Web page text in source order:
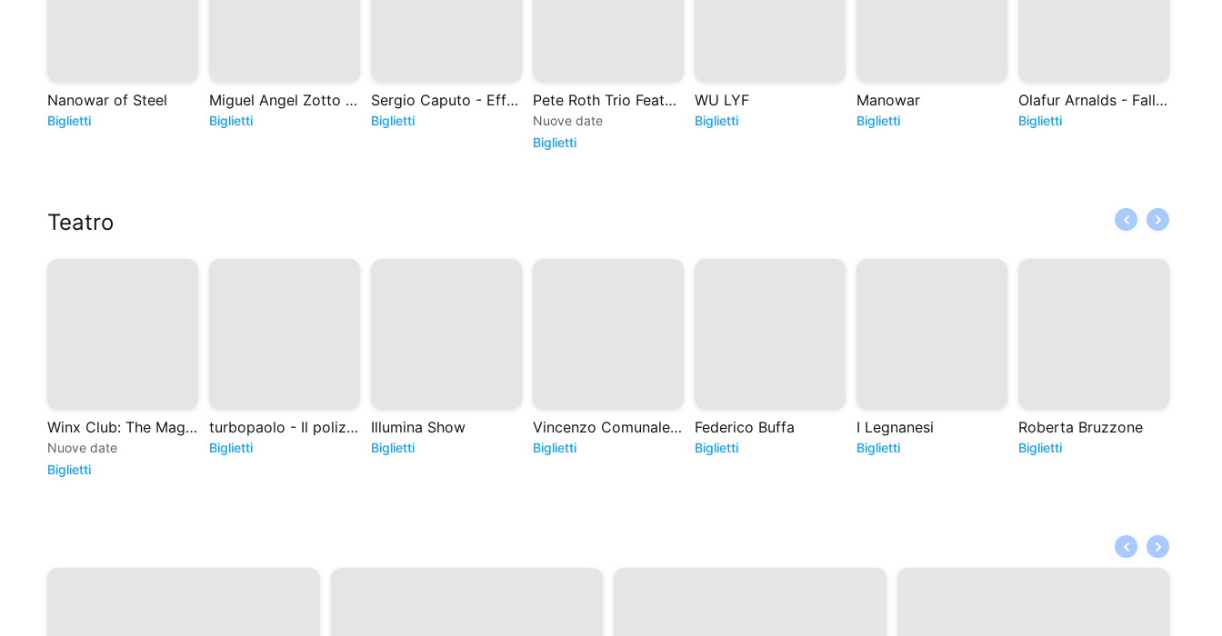
Nanowar of Steel
Biglietti
Miguel Angel Zotto - Tango. Historias de Astor
Biglietti
Sergio Caputo - Effetti Personali
Biglietti
Pete Roth Trio Featuring BILL BRUFORD
Nuove date
Biglietti
WU LYF
Biglietti
Manowar
Biglietti
Olafur Arnalds - Falling Apart Together
Biglietti
Teatro
Winx Club: The Magic is back - Il Musical
Nuove date
Biglietti
turbopaolo - Il poliziotto del formaggio
Biglietti
Illumina Show
Biglietti
Vincenzo Comunale - Prima Pagina - Tour 2027
Biglietti
Federico Buffa
Biglietti
I Legnanesi
Biglietti
Roberta Bruzzone
Biglietti